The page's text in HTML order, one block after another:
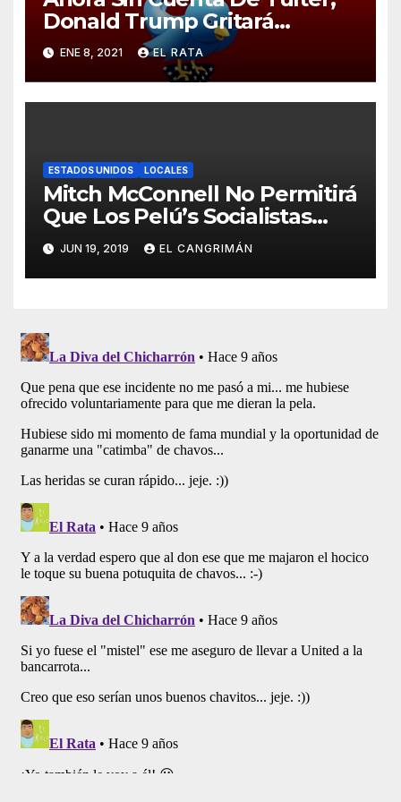
Donald Trump Gritará
Barrabasadas Desde Una
Tumbacocos
ENE 8, 2021 EL RATA
ESTADOS UNIDOS LOCALES
Mitch McConnell No Permitirá
Que Los Pelú’s Socialistas
Comunistas Del PNP Logren
La Estadidad
JUN 19, 2019 EL CANGRIMÁN